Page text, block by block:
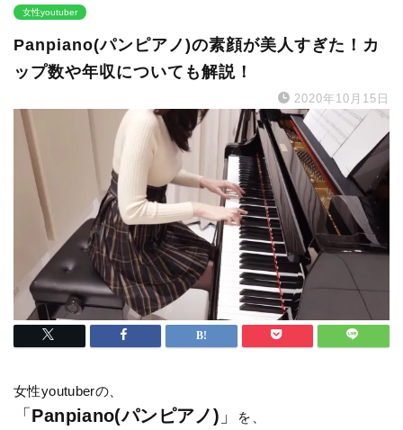
女性youtuber
Panpiano(パンピアノ)の素顔が美人すぎた！カ
ップ数や年収についても解説！
2020年10月15日
女性youtuberの、
「 Panpiano(パンピアノ) 」
を、